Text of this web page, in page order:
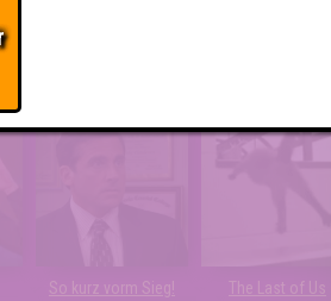
So kurz vorm Sieg! The Last of Us